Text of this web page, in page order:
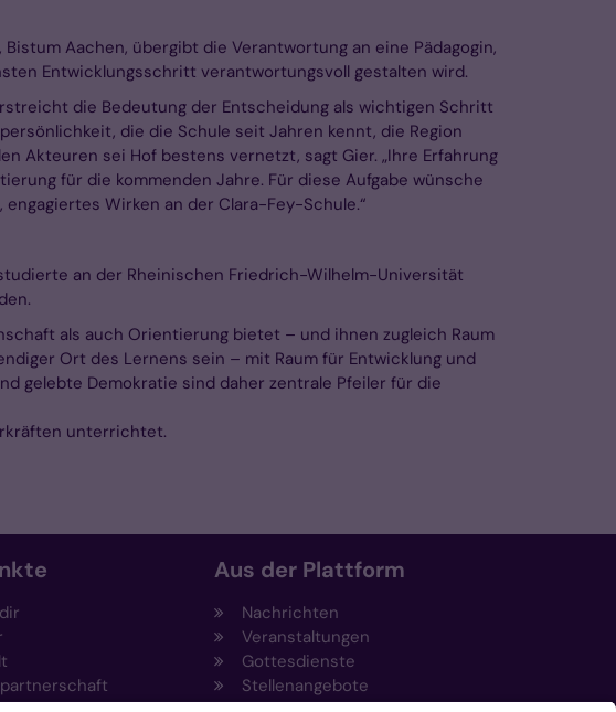
Aachen, übergibt die Verantwortung an eine Pädagogin,
Entwicklungsschritt verantwortungsvoll gestalten wird.
die Bedeutung der Entscheidung als wichtigen Schritt
die die Schule seit Jahren kennt, die Region
Akteuren sei Hof bestens vernetzt, sagt Gier. „Ihre Erfahrung
für die kommenden Jahre. Für diese Aufgabe wünsche
Wirken an der Clara-Fey-Schule.“
an der Rheinischen Friedrich-Wilhelm-Universität
als auch Orientierung bietet – und ihnen zugleich Raum
Ort des Lernens sein – mit Raum für Entwicklung und
gelebte Demokratie sind daher zentrale Pfeiler für die
unterrichtet.
Aus der Plattform
Nachrichten
Veranstaltungen
Gottesdienste
Stellenangebote